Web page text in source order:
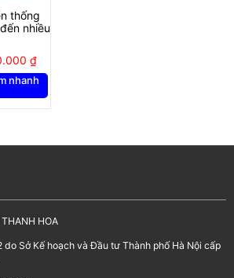
thống
nhiều
₫
nhanh
HOA
Sở Kế hoạch và Đầu tư Thành phố Hà Nội cấp